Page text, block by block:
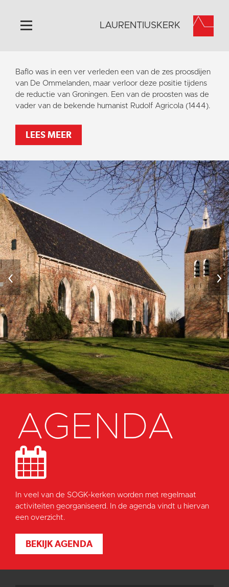
Home
Algemeen
Historie
Activiteiten
Contact
Vaktaal
LAURENTIUSKERK
Baflo was in een ver verleden een van de zes proosdijen
van De Ommelanden, maar verloor deze positie tijdens
de reductie van Groningen. Een van de proosten was de
vader van de bekende humanist Rudolf Agricola (1444).
LEES MEER
‹ ›
AGENDA
In veel van de SOGK-kerken worden met regelmaat
activiteiten georganiseerd. In de agenda vindt u hiervan
een overzicht.
BEKIJK AGENDA